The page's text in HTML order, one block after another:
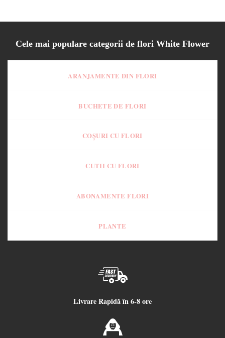
Cele mai populare categorii de flori White Flower
ARANJAMENTE DIN FLORI
BUCHETE DE FLORI
COȘURI CU FLORI
CUTII CU FLORI
ABONAMENTE FLORI
PLANTE
Livrare Rapidă în 6-8 ore